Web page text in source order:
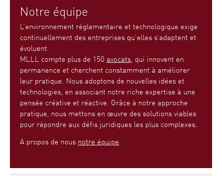
Notre équipe
L’environnement réglementaire et technologique exige
continuellement des entreprises qu’elles s’adaptent et
évoluent.
MLLL compte plus de 150 avocats, qui innovent en
permanence et cherchent constamment à améliorer
leur pratique. Nous adoptons de nouvelles idées et
technologies, en associant notre riche expertise à une
pensée créative et réactive. Grâce à notre approche
pratique, nous mettons en œuvre des solutions viables
pour répondre aux défis juridiques les plus complexes.
A propos de nous notre équipe.